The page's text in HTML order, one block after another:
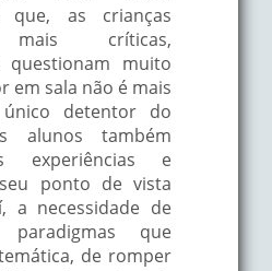
que, as crianças
mais críticas,
questionam muito
em sala não é mais
detentor do
alunos também
experiências e
ponto de vista
a necessidade de
que
de romper